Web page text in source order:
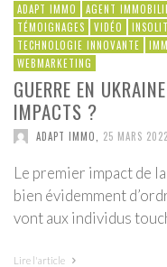
ADAPT IMMO AGENT
TÉMOIGNAGES
VIDÉO
TECHNOLOGIE INNOVANTE
WEBMARKETING
GUERRE EN
IMPACTS ?
ADAPT IMMO 25 MARS 2022
Le premier impact de
bien évidemment
vont aux individus
Lire l'article